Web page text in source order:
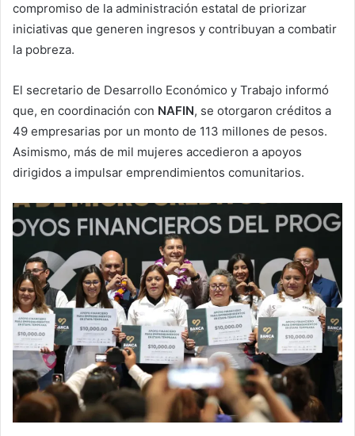
compromiso de la administración estatal de priorizar
iniciativas que generen ingresos y contribuyan a combatir
la pobreza.
El secretario de Desarrollo Económico y Trabajo informó
que, en coordinación con NAFIN, se otorgaron créditos a
49 empresarias por un monto de 113 millones de pesos.
Asimismo, más de mil mujeres accedieron a apoyos
dirigidos a impulsar emprendimientos comunitarios.